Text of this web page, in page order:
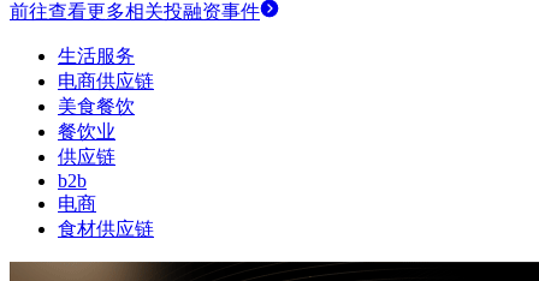
前往查看更多相关投融资事件
生活服务
电商供应链
美食餐饮
餐饮业
供应链
b2b
电商
食材供应链